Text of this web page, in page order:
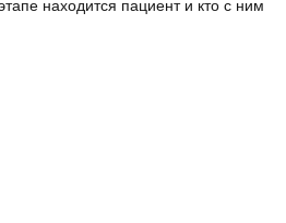
находится пациент и кто с ним